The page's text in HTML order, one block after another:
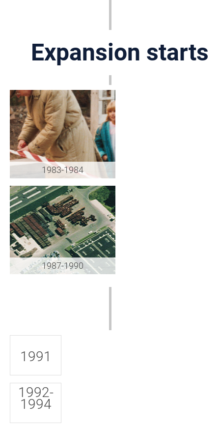
Expansion starts
1983-1984
1987-1990
1991
1992-
1994